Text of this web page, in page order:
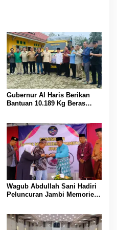
Gubernur Al Haris Berikan
Bantuan 10.189 Kg Beras
Wagub Abdullah Sani Hadiri
Peluncuran Jambi Memories